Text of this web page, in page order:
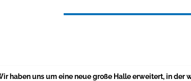
haben uns um eine neue große Halle erweitert, in